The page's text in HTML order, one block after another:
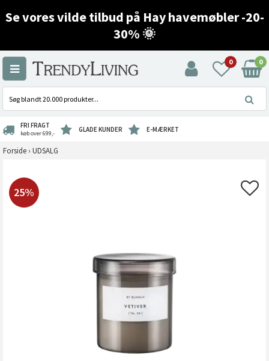
Se vores vilde tilbud på Hay havemøbler -20-
30% 🌞
0 0
FRI FRAGT
køb over 699,- GLADE KUNDER E-MÆRKET
Forside › UDSALG
25%